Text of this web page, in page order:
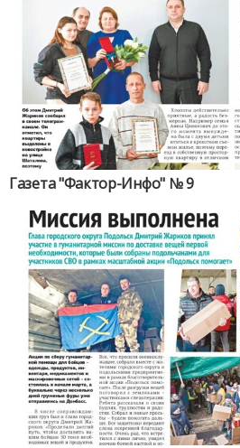
Газета "Фактор-Инфо" № 9